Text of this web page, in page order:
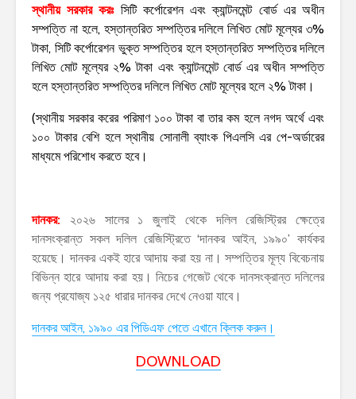
স্থানীয় সরকার করঃ সিটি কর্পোরেশন এবং ক্যান্টনমেন্ট বোর্ড এর অধীন
সম্পত্তি না হলে, হস্তান্তরিত সম্পত্তির দলিলে লিখিত মোট মূল্যের ৩%
টাকা, সিটি কর্পোরেশন ভুক্ত সম্পত্তির হলে হস্তান্তরিত সম্পত্তির দলিলে
লিখিত মোট মূল্যের ২% টাকা এবং ক্যান্টনমেন্ট বোর্ড এর অধীন সম্পত্তি
হলে হস্তান্তরিত সম্পত্তির দলিলে লিখিত মোট মূল্যের হলে ২% টাকা।
(স্থানীয় সরকার করের পরিমাণ ১০০ টাকা বা তার কম হলে নগদ অর্থে এবং
১০০ টাকার বেশি হলে স্থানীয় সোনালী ব্যাংক পিএলসি এর পে-অর্ডারের
মাধ্যমে পরিশোধ করতে হবে।
দানকর:
২০২৬ সালের ১ জুলাই থেকে দলিল রেজিস্ট্রির ক্ষেত্রে
দানসংক্রান্ত সকল দলিল রেজিস্ট্রিতে ‘দানকর আইন, ১৯৯০’ কার্যকর
হয়েছে। দানকর একই হারে আদায় করা হয় না। সম্পত্তির মূল্য বিবেচনায়
বিভিন্ন হারে আদায় করা হয়। নিচের গেজেট থেকে দানসংক্রান্ত দলিলের
জন্য প্রযোজ্য ১২৫ ধারার দানকর দেখে নেওয়া যাবে।
দানকর আইন, ১৯৯০ এর পিডিএফ পেতে এখানে ক্লিক করুন।
DOWNLOAD